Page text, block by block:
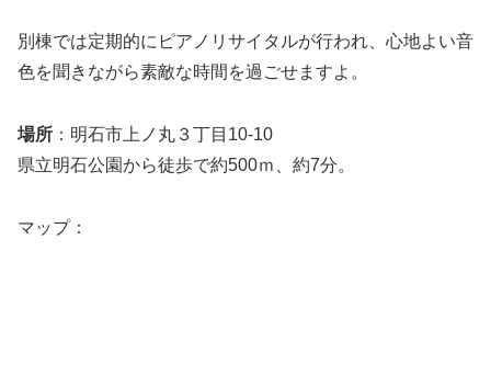
別棟では定期的にピアノリサイタルが行われ、心地よい音
色を聞きながら素敵な時間を過ごせますよ。
場所 ：明石市上ノ丸３丁目10-10
県立明石公園から徒歩で約500ｍ、約7分。
マップ：